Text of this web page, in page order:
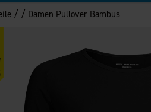
/ / Damen Pullover Bambus